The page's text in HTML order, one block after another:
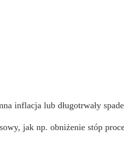
inflacja lub długotrwały
jak np. obniżenie stóp